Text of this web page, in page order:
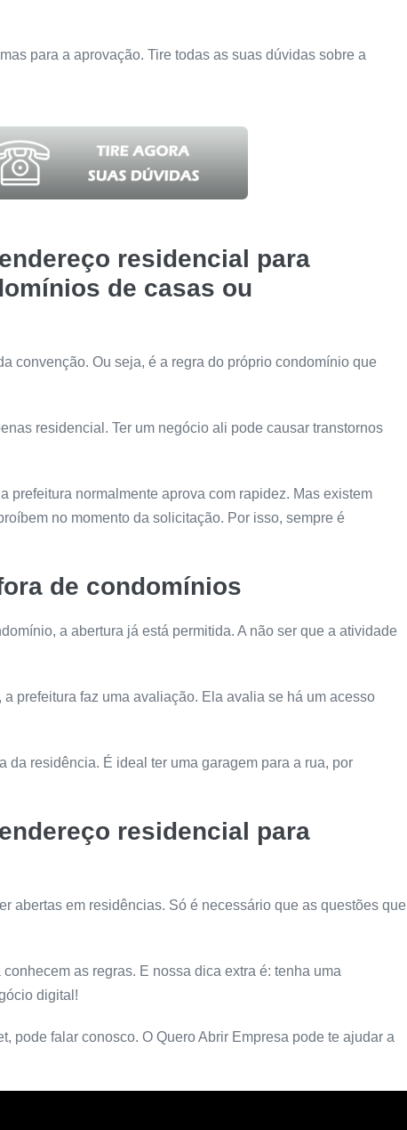
para a aprovação. Tire todas as suas dúvidas sobre a
residencial para
de casas ou
convenção. Ou seja, é a regra do próprio condomínio que
residencial. Ter um negócio ali pode causar transtornos
prefeitura normalmente aprova com rapidez. Mas existem
no momento da solicitação. Por isso, sempre é
de condomínios
a abertura já está permitida. A não ser que a atividade
prefeitura faz uma avaliação. Ela avalia se há um acesso
da residência. É ideal ter uma garagem para a rua, por
residencial para
abertas em residências. Só é necessário que as questões que
as regras. E nossa dica extra é: tenha uma
digital!
pode falar conosco. O Quero Abrir Empresa pode te ajudar a